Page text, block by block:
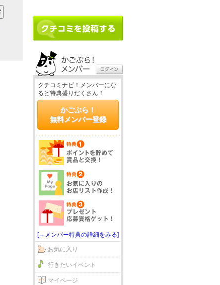
クチコミナビ！メンバーにな
ると特典盛りだくさん！
かごぶら！
無料メンバー登録
[→メンバー特典の詳細をみる]
お気に入り
行きたいイベント
マイページ